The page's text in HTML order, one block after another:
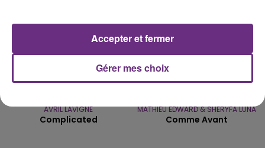
AVRIL LAVIGNE
Complicated
MATHIEU EDWARD & SHERYFA LUNA
Comme Avant
Gérer mes choix
Accepter et fermer